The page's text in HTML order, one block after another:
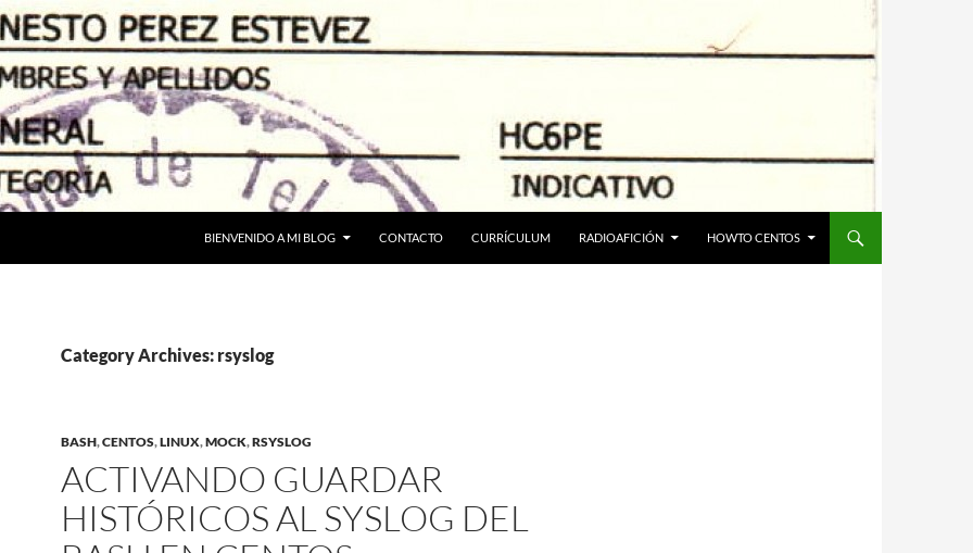
BIENVENIDO A MI BLOG CONTACTO CURRÍCULUM RADIOAFICIÓN HOWTO CENTOS
Category Archives: rsyslog
BASH,CENTOS,LINUX,MOCK,RSYSLOG
ACTIVANDO GUARDAR
HISTÓRICOS AL SYSLOG DEL